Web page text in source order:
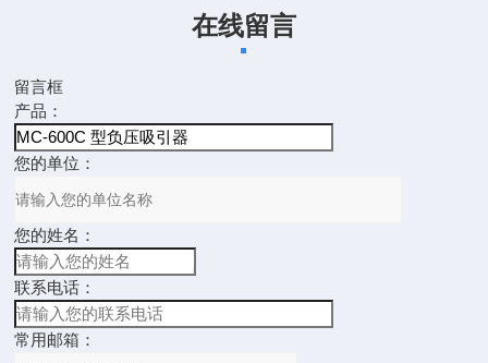
在线留言
留言框
产品：
您的单位：
您的姓名：
联系电话：
常用邮箱：